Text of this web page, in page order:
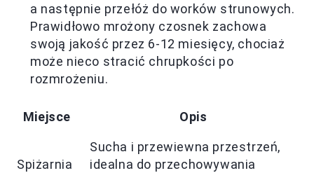
a następnie przełóż do worków strunowych.
Prawidłowo mrożony czosnek zachowa
swoją jakość przez 6-12 miesięcy, chociaż
może nieco stracić chrupkości po
rozmrożeniu.
Miejsce Opis
Spiżarnia
Sucha i przewiewna przestrzeń,
idealna do przechowywania